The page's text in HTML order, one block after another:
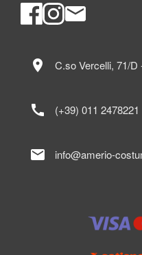
location_on C.so Vercelli, 71/D
call (+39) 011 2478221
mail info@amerio-